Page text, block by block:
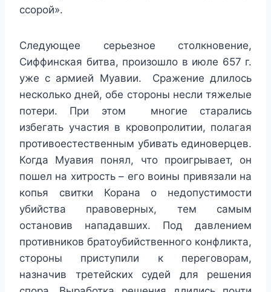
ссорой».
Следующее серьезное столкновение,
Сиффинская битва, произошло в июле 657 г.
уже с армией Муавии. Сражение длилось
несколько дней, обе стороны несли тяжелые
потери. При этом многие старались
избегать участия в кровопролитии, полагая
противоестественным убивать единоверцев.
Когда Муавия понял, что проигрывает, он
пошел на хитрость – его воины привязали на
копья свитки Корана о недопустимости
убийства правоверных, тем самым
остановив нападавших. Под давлением
противников братоубийственного конфликта,
стороны приступили к переговорам,
назначив третейских судей для решения